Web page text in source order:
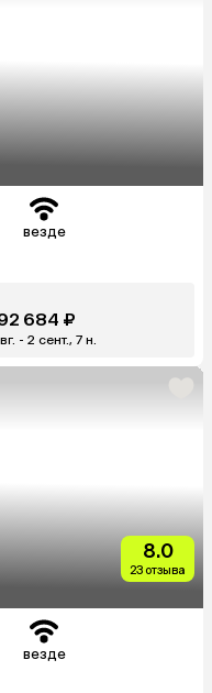
везде
684 ₽
- 2 сент., 7 н.
8.0
23 отзыва
везде